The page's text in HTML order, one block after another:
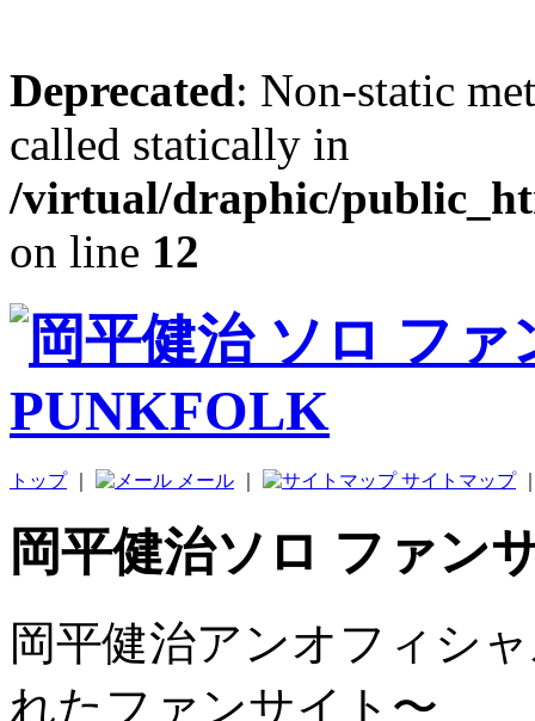
Deprecated: Non-static
called statically in
/virtual/draphic/
on line 12
トップ｜ メール サイトマップ
岡平健治ソロ ファン
岡平健治アンオフィシ
れたファンサイト〜